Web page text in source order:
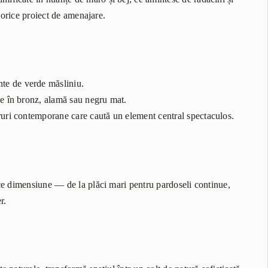
proiect de amenajare.
de verde măsliniu.
în bronz, alamă sau negru mat.
contemporane care caută un element central spectaculos.
dimensiune — de la plăci mari pentru pardoseli continue,